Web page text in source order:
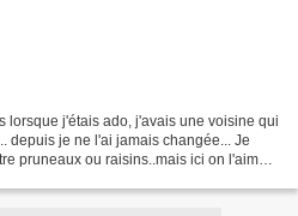
lorsque j'étais ado, j'avais une voisine qui
depuis je ne l'ai jamais changée... Je
pruneaux ou raisins..mais ici on l'aime